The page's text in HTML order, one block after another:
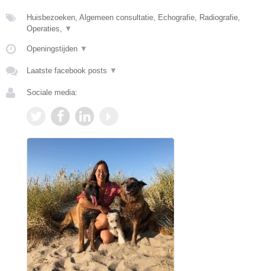
Huisbezoeken, Algemeen consultatie, Echografie, Radiografie,
Operaties,
▼
Openingstijden ▼
Laatste facebook posts ▼
Sociale media: